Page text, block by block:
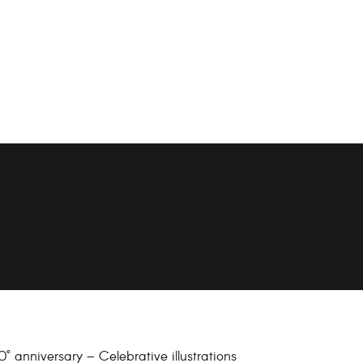
anniversary – Celebrative illustrations